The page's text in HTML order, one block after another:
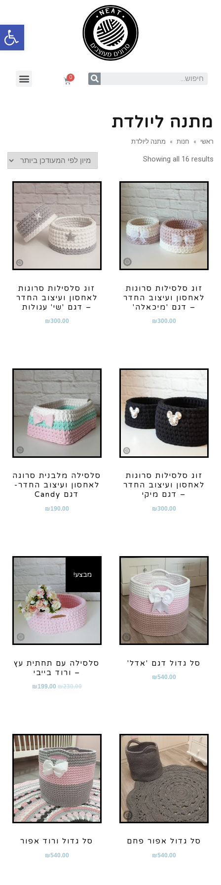
פתח
מתנה ליולדת
ראשי » חנות » מתנה ליולדת
Showing all 16 results
זוג סלסילות סרוגות
לאחסון ועיצוב החדר
– דגם 'מיכאלה'
₪300.00
זוג סלסילות סרוגות
לאחסון ועיצוב החדר
– דגם 'שי' עגולות
₪300.00
זוג סלסילות סרוגות
לאחסון ועיצוב החדר
– דגם מיקי
₪300.00
סלסילה מלבנית סרוגה
לאחסון ועיצוב החדר-
דגם Candy
₪190.00
סל גדול דגם 'אדל'
₪540.00
מבצע!
סלסילה עם תחתית עץ
– ורוד בייבי
₪230.00
₪199.00
סל גדול אפור פחם
₪540.00
סל גדול ורוד אפור
₪540.00